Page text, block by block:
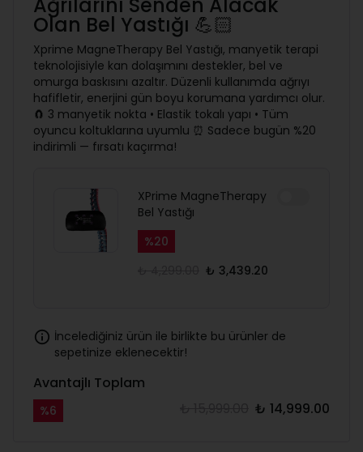
Olan Bel Yastığı 💪🏻
Xprime MagneTherapy Bel Yastığı, manyetik terapi
teknolojisiyle kan dolaşımını destekler, bel ve
omurga baskısını azaltır. Düzenli kullanımda ağrıyı
hafifletir, enerjini gün boyu korumana yardımcı olur.
🧲 3 manyetik nokta • Elastik tokalı yapı • Tüm
oyuncu koltuklarına uyumlu ⏰ Sadece bugün %20
indirimli — fırsatı kaçırma!
XPrime MagneTherapy
Bel Yastığı
%20
₺ 3,439.20
İncelediğiniz ürün ile birlikte bu ürünler de
sepetinize eklenecektir!
Avantajlı Toplam
%6 ₺ 14,999.00